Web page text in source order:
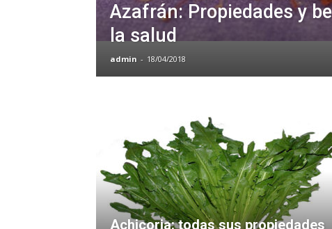
Azafrán: Propiedades y
la salud
admin - 18/04/2018
Achicoria: todas sus propiedades